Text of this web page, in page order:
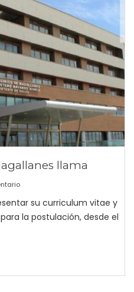
llama
su curriculum vitae y
la postulación, desde el